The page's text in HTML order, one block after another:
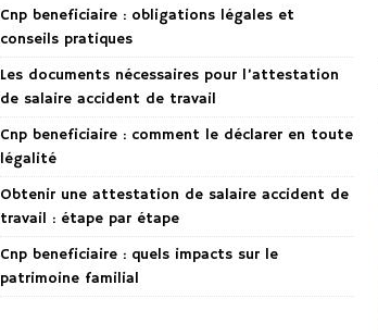
Cnp beneficiaire : obligations légales et
conseils pratiques
Les documents nécessaires pour l’attestation
de salaire accident de travail
Cnp beneficiaire : comment le déclarer en toute
légalité
Obtenir une attestation de salaire accident de
travail : étape par étape
Cnp beneficiaire : quels impacts sur le
patrimoine familial